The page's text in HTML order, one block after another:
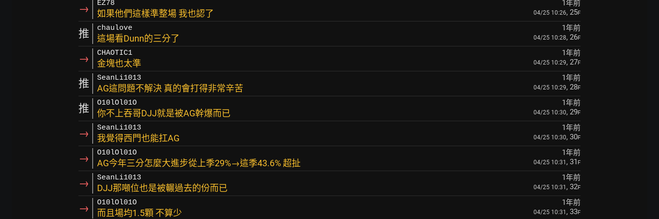
→ EZ78 1年前
如果他們這樣準整場 我也認了 04/25 10:26, 25F
推 chaulove 1年前
這場看Dunn的三分了 04/25 10:28, 26F
→ CHAOTIC1 1年前
金塊也太準 04/25 10:29, 27F
推 SeanLi1013 1年前
AG這問題不解決 真的會打得非常辛苦 04/25 10:29, 28F
推 O10lOl01O 1年前
你不上吞哥DJJ就是被AG幹爆而已 04/25 10:30, 29F
→ SeanLi1013 1年前
我覺得西門也能扛AG 04/25 10:30, 30F
→ O10lOl01O 1年前
AG今年三分怎麼大進步從上季29%→這季43.6% 超扯 04/25 10:31 , 31 F
→ SeanLi1013 1年前
DJJ那噸位也是被輾過去的份而已 04/25 10:31 , 32F
→ O10lOl01O 1年前
而且場均1.5顆 不算少 04/25 10:31 , 33F